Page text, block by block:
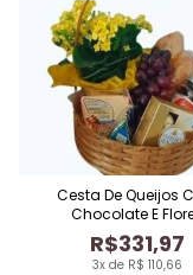
3x de R$ 110,66
R$331,97
Cesta De Queijos
Chocolate E